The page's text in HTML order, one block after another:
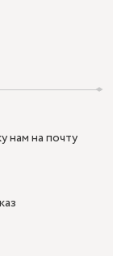
нам на почту